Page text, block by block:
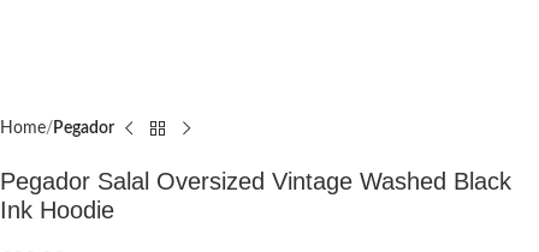
Home Pegador​
Pegador Salal Oversized Vintage Washed Black
Ink Hoodie